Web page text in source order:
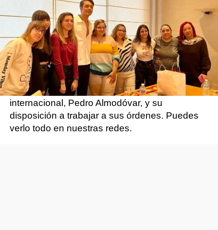
muy agradecido por el éxito de 'Hermanos',
que progresa adecuadamente con el
castellano y que se encuentra tan cómodo en
nuestro país que no importaría trabajar aquí. Si
ya sabíamos que Mario Casas es uno de los
actores que más admira, ahora ha mencionado
el nombre de nuestro director más
internacional, Pedro Almodóvar, y su
disposición a trabajar a sus órdenes. Puedes
verlo todo en nuestras redes.